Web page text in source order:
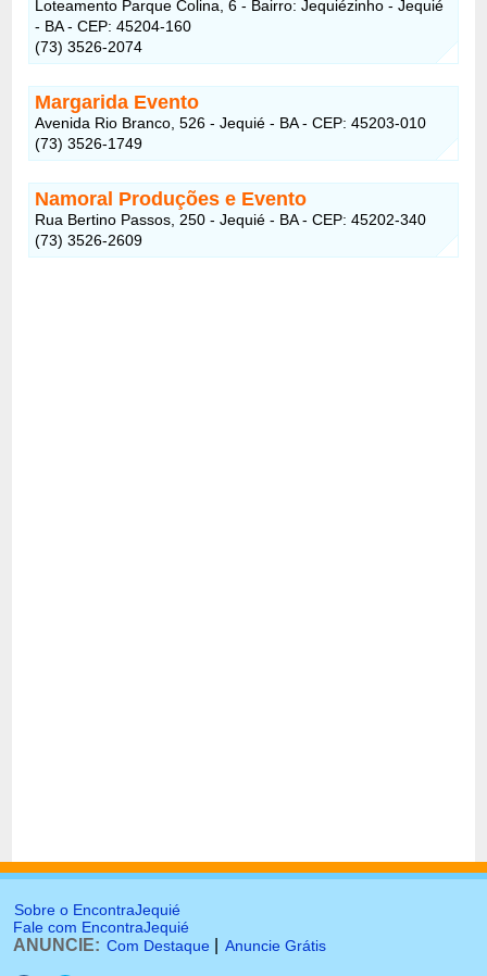
Loteamento Parque Colina, 6 - Bairro: Jequiézinho - Jequié
- BA - CEP: 45204-160
(73) 3526-2074
Margarida Evento
Avenida Rio Branco, 526 - Jequié - BA - CEP: 45203-010
(73) 3526-1749
Namoral Produções e Evento
Rua Bertino Passos, 250 - Jequié - BA - CEP: 45202-340
(73) 3526-2609
Sobre o EncontraJequié
Fale com EncontraJequié
ANUNCIE: Com Destaque Anuncie Grátis